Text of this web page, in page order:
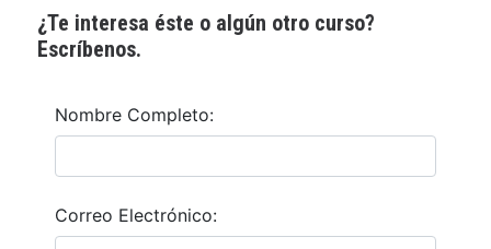
¿Te interesa éste o algún otro curso?
Escríbenos.